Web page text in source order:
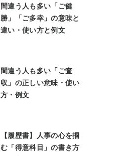
間違う人も多い「ご健
勝」「ご多幸」の意味と
違い・使い方と例文
間違う人も多い「ご査
収」の正しい意味・使い
方・例文
【履歴書】人事の心を掴
む「得意科目」の書き方